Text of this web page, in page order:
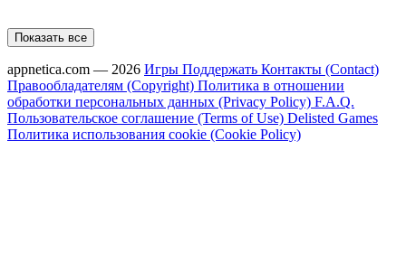
Показать все
appnetica.com — 2026 Игры Поддержать Контакты (Contact)
Правообладателям (Copyright) Политика в отношении
обработки персональных данных (Privacy Policy) F.A.Q.
Пользовательское соглашение (Terms of Use) Delisted Games
Политика использования cookie (Cookie Policy)